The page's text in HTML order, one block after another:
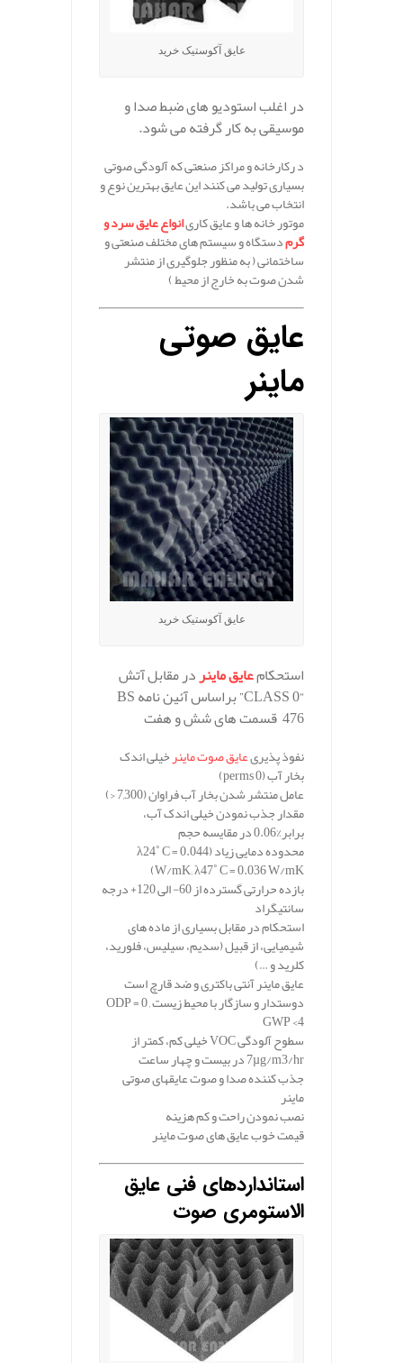
عایق آکوستیک خرید
در اغلب استودیو های ضبط صدا و
موسیقی به کار گرفته می شود.
د رکارخانه و مراکز صنعتی که آلودگی صوتی
بسیاری تولید می کنند این عایق بهترین نوع و
انتخاب می باشد.
موتور خانه ها و عایق کاریانواع عایق سرد و
گرمدستگاه و سیستم های مختلف صنعتی و
ساختمانی ( به منظور جلوگیری از منتشر
شدن صوت به خارج از محیط )
عایق صوتی
ماینر
عایق آکوستیک خرید
استحکامعایق ماینردر مقابل آتش
“CLASS 0” براساس آئین نامهBS
476قسمت های شش و هفت
نفوذ پذیریعایق صوت ماینرخیلی اندک
بخار آب(perms 0)
عامل منتشر شدن بخار آب فراوان(7,300 <)
مقدار جذب نمودن خیلی اندک آب،
برابر%0.06 در مقایسه حجم
محدوده دمایی زیاد (λ24˚ C = 0.044
W/mK; λ47˚ C = 0.036 W/mK)
بازده حرارتی گسترده از 60- الی 120+ درجه
سانتیگراد
استحکام در مقابل بسیاری از ماده های
شیمیایی، از قبیل (سدیم، سیلیس، فلورید،
کلرید و …)
عایق ماینر آنتی باکتری و ضد قارچ است
دوستدار و سازگار با محیط زیستODP = 0 ,
GWP <4
سطوح آلودگیVOCخیلی کم، کمتر از
7µg/m3/hrدر بیست و چهار ساعت
جذب کننده صدا و صوت عایقهای صوتی
ماینر
نصب نمودن راحت و کم هزینه
قیمت خوب عایق های صوت ماینر
استانداردهای فنی عایق
الاستومری صوت